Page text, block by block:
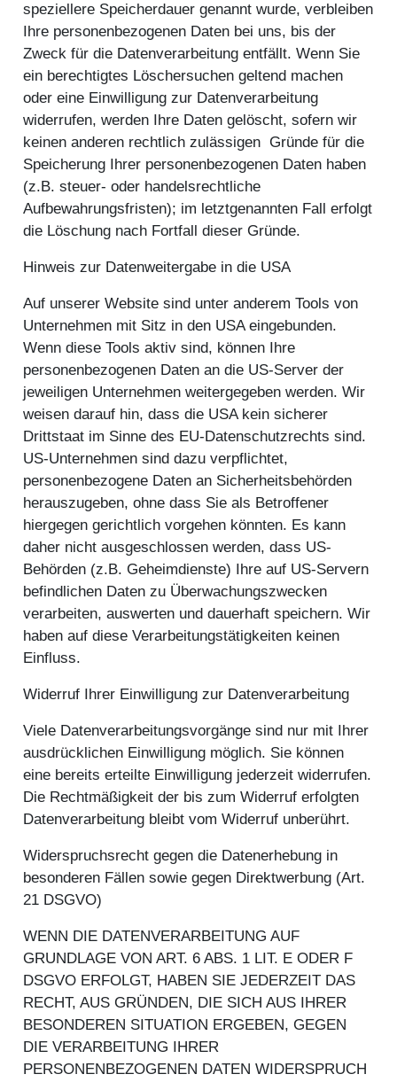
speziellere Speicherdauer genannt wurde, verbleiben
Ihre personenbezogenen Daten bei uns, bis der
Zweck für die Datenverarbeitung entfällt. Wenn Sie
ein berechtigtes Löschersuchen geltend machen
oder eine Einwilligung zur Datenverarbeitung
widerrufen, werden Ihre Daten gelöscht, sofern wir
keinen anderen rechtlich zulässigen Gründe für die
Speicherung Ihrer personenbezogenen Daten haben
(z.B. steuer- oder handelsrechtliche
Aufbewahrungsfristen); im letztgenannten Fall erfolgt
die Löschung nach Fortfall dieser Gründe.
Hinweis zur Datenweitergabe in die USA
Auf unserer Website sind unter anderem Tools von
Unternehmen mit Sitz in den USA eingebunden.
Wenn diese Tools aktiv sind, können Ihre
personenbezogenen Daten an die US-Server der
jeweiligen Unternehmen weitergegeben werden. Wir
weisen darauf hin, dass die USA kein sicherer
Drittstaat im Sinne des EU-Datenschutzrechts sind.
US-Unternehmen sind dazu verpflichtet,
personenbezogene Daten an Sicherheitsbehörden
herauszugeben, ohne dass Sie als Betroffener
hiergegen gerichtlich vorgehen könnten. Es kann
daher nicht ausgeschlossen werden, dass US-
Behörden (z.B. Geheimdienste) Ihre auf US-Servern
befindlichen Daten zu Überwachungszwecken
verarbeiten, auswerten und dauerhaft speichern. Wir
haben auf diese Verarbeitungstätigkeiten keinen
Einfluss.
Widerruf Ihrer Einwilligung zur Datenverarbeitung
Viele Datenverarbeitungsvorgänge sind nur mit Ihrer
ausdrücklichen Einwilligung möglich. Sie können
eine bereits erteilte Einwilligung jederzeit widerrufen.
Die Rechtmäßigkeit der bis zum Widerruf erfolgten
Datenverarbeitung bleibt vom Widerruf unberührt.
Widerspruchsrecht gegen die Datenerhebung in
besonderen Fällen sowie gegen Direktwerbung (Art.
21 DSGVO)
WENN DIE DATENVERARBEITUNG AUF
GRUNDLAGE VON ART. 6 ABS. 1 LIT. E ODER F
DSGVO ERFOLGT, HABEN SIE JEDERZEIT DAS
RECHT, AUS GRÜNDEN, DIE SICH AUS IHRER
BESONDEREN SITUATION ERGEBEN, GEGEN
DIE VERARBEITUNG IHRER
PERSONENBEZOGENEN DATEN WIDERSPRUCH